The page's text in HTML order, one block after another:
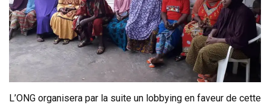
L’ONG organisera par la suite un lobbying en faveur de cette